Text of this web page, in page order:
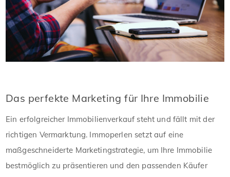
Das perfekte Marketing für Ihre Immobilie
Ein erfolgreicher Immobilienverkauf steht und fällt mit der
richtigen Vermarktung. Immoperlen setzt auf eine
maßgeschneiderte Marketingstrategie, um Ihre Immobilie
bestmöglich zu präsentieren und den passenden Käufer